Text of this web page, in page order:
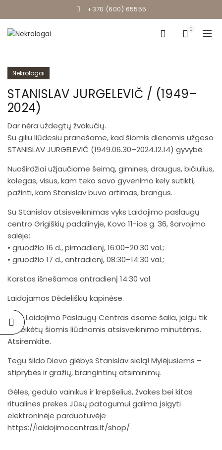
+370 (600) 65555
0
Nekrologai
STANISLAV JURGELEVIČ / (1949–
2024)
Dar nėra uždegtų žvakučių.
Su giliu liūdesiu pranešame, kad šiomis dienomis užgeso
STANISLAV JURGELEVIČ (1949.06.30–2024.12.14) gyvybė.
Nuoširdžiai užjaučiame šeimą, gimines, draugus, bičiulius,
kolegas, visus, kam teko savo gyvenimo kely sutikti,
pažinti, kam Stanislav buvo artimas, brangus.
Su Stanislav atsisveikinimas vyks Laidojimo paslaugų
centro Grigiškių padalinyje, Kovo 11-ios g. 36, šarvojimo
salėje:
• gruodžio 16 d., pirmadienį, 16:00–20:30 val.;
• gruodžio 17 d., antradienį, 08:30–14:30 val.;
Karstas išnešamas antradienį 14:30 val.
Laidojamas Dėdeliškių kapinėse.
Mes, Laidojimo Paslaugų Centras esame šalia, jeigu tik
ko reikėtų šiomis liūdnomis atsisveikinimo minutėmis.
Atsiremkite.
Tegu šildo Dievo glėbys Stanislav sielą! Mylėjusiems –
stiprybės ir gražių, brangintinų atsiminimų.
Gėles, gedulo vainikus ir krepšelius, žvakes bei kitas
ritualines prekes Jūsų patogumui galima įsigyti
elektroninėje parduotuvėje
https://laidojimocentras.lt/shop/